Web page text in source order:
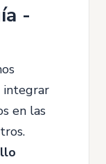
-
integrar
en las